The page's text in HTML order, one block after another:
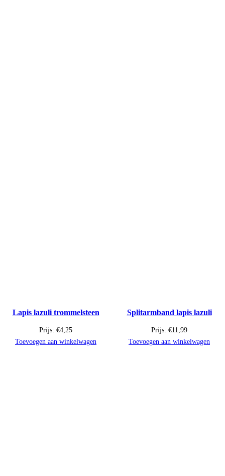
Lapis lazuli trommelsteen
Prijs: €4,25
Toevoegen aan winkelwagen
Splitarmband lapis lazuli
Prijs: €11,99
Toevoegen aan winkelwagen